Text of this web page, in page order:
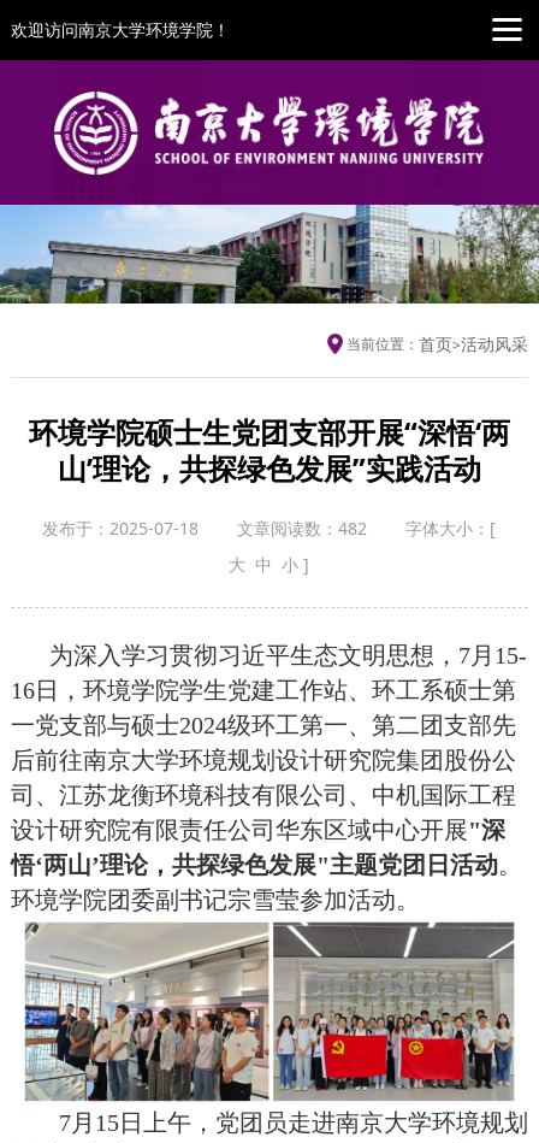
欢迎访问南京大学环境学院！
当前位置：首页>活动风采
环境学院硕士生党团支部开展“深悟‘两
山’理论，共探绿色发展”实践活动
发布于：2025-07-18 文章阅读数：482 字体大小： [
大 中 小 ]
为深入学习贯彻习近平生态文明思想，7月15-
16日，环境学院学生党建工作站、环工系硕士第
一党支部与硕士2024级环工第一、第二团支部先
后前往南京大学环境规划设计研究院集团股份公
司、江苏龙衡环境科技有限公司、中机国际工程
设计研究院有限责任公司华东区域中心开展"深
悟‘两山’理论，共探绿色发展"主题党团日活动。
环境学院团委副书记宗雪莹参加活动。
7月15日上午，党团员走进南京大学环境规划